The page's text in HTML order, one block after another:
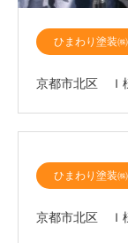
ひまわり塗装
京都市北区 Ｉ
ひまわり塗装
京都市北区 Ｉ